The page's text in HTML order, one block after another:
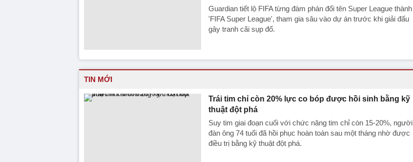
Guardian tiết lộ FIFA từng đàm phán đổi tên Super League thành
'FIFA Super League', tham gia sâu vào dự án trước khi giải đấu
gây tranh cãi sụp đổ.
TIN MỚI
Trái tim chỉ còn 20% lực co bóp được hồi sinh bằng kỹ
thuật đột phá
Suy tim giai đoạn cuối với chức năng tim chỉ còn 15-20%, người
đàn ông 74 tuổi đã hồi phục hoàn toàn sau một tháng nhờ được
điều trị bằng kỹ thuật đột phá.